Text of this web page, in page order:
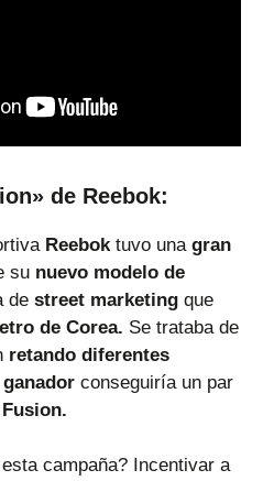
de Reebok:
Reeboktuvo una gran
su nuevo modelo de
de street marketing que
de Corea. Se trataba de
retando diferentes
ganador conseguiría un par
campaña? Incentivar a